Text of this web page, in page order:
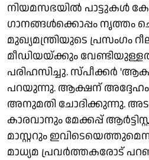
നിയമസഭയിൽ പാട്ടുകൾ
ഗാനങ്ങൾക്കൊപ്പം നൃത്തം
മുഖ്യമന്ത്രിയുടെ
മീഡിയയ്ക്കും
പരിഹസിച്ചു. സ്പീക്കർ
പറയുന്നു. ആക്ഷന് അദ്ദേഹം
അനുമതി ചോദിക്കുന്നു.
കാരവാനും മേക്കപ്പ്
മാസ്റ്ററും
മാധ്യമ പ്രവർത്തകരോട്